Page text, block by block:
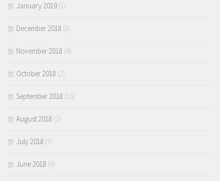
January 2019 (1)
December 2018 (8)
November 2018 (4)
October 2018 (2)
September 2018 (15)
August 2018 (2)
July 2018 (7)
June 2018 (9)